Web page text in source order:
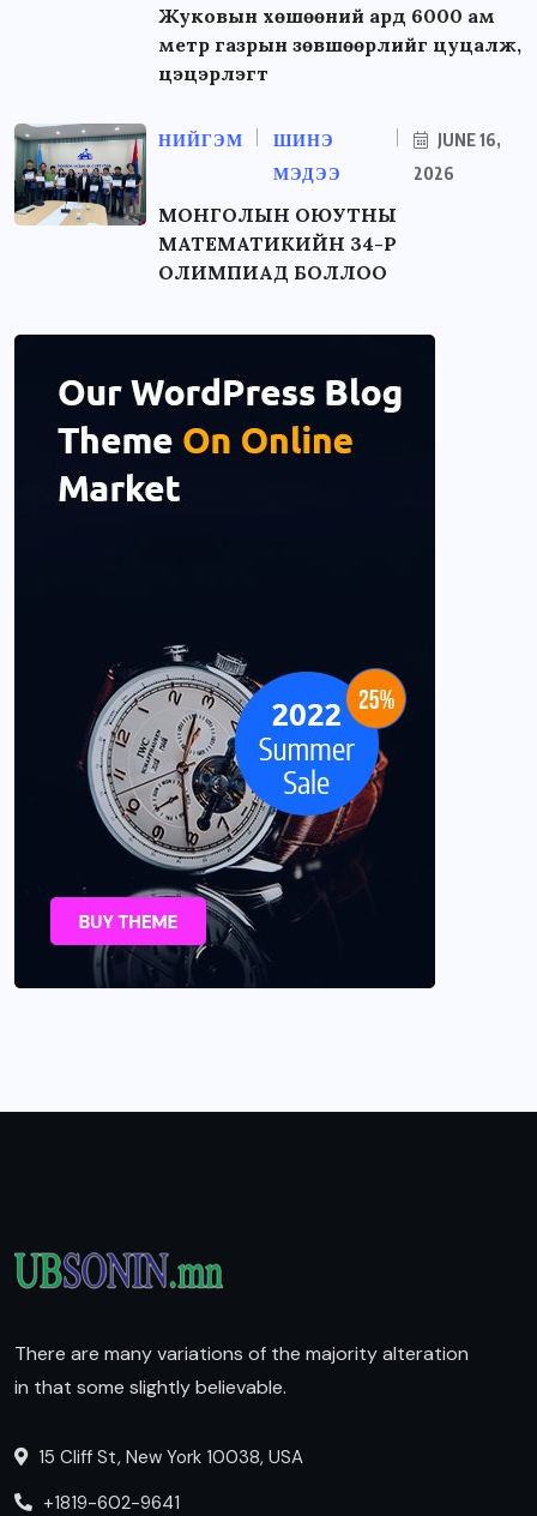
Жуковын хөшөөний ард 6000 ам
метр газрын зөвшөөрлийг цуцалж,
цэцэрлэгт
НИЙГЭМ
ШИНЭ
МЭДЭЭ
JUNE 16,
2026
МОНГОЛЫН ОЮУТНЫ
МАТЕМАТИКИЙН 34-Р
ОЛИМПИАД БОЛЛОО
There are many variations of the majority alteration
in that some slightly believable.
15 Cliff St, New York 10038, USA
+1819-602-9641